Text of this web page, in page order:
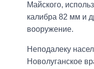
Майского,
калибра 82 мм и
вооружение.
Неподалеку
Новолуганское